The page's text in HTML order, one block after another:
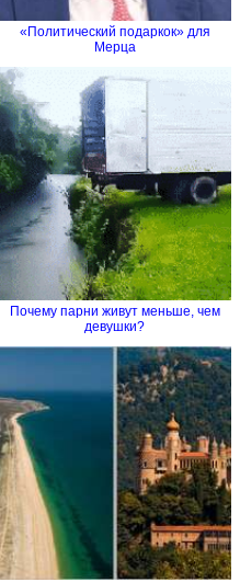
«Политический подаркок» для
Мерца
Почему парни живут меньше, чем
девушки?